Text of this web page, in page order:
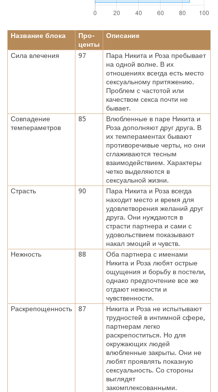
Название блока
Про-
центы
Описание
Сила влечения 97
Пара Никита и Роза пребывает
на одной волне. В их
отношениях всегда есть место
сексуальному притяжению.
Проблем с частотой или
качеством секса почти не
бывает.
Совпадение
темпераметров
85
Влюбленные в паре Никита и
Роза дополняют друг друга. В
их темпераментах бывают
противоречивые черты, но они
сглаживаются тесным
взаимодействием. Характеры
четко выделяются в
сексуальной жизни.
Страсть
90
Пара Никита и Роза всегда
находит место и время для
удовлетворения желаний друг
друга. Они нуждаются в
страсти партнера и сами с
удовольствием показывают
накал эмоций и чувств.
Нежность
88
Оба партнера с именами
Никита и Роза любят острые
ощущения и борьбу в постели,
однако предпочтение все же
отдают нежности и
чувственности.
Раскрепощенность
87
Никита и Роза не испытывают
трудностей в интимной сфере,
партнерам легко
раскрепоститься. Но для
окружающих людей
влюбленные закрыты. Они не
любят проявлять показную
сексуальность. Со стороны
выглядят
закомплексованными.